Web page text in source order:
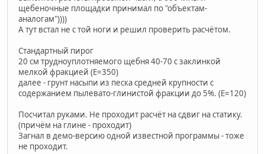
щебеночные площадки принимал по "объектам-
аналогам"))))
А тут встал не с той ноги и решил проверить расчётом.
Стандартный пирог
20 см трудноуплотняемого щебня 40-70 с заклинкой
мелкой фракцией (E=350)
далее - грунт насыпи из песка средней крупности с
содержанием пылевато-глинистой фракции до 5%. (Е=120)
Посчитал руками. Не проходит расчёт на сдвиг на статику.
(причём на глине - проходит)
Загнал в демо-версию одной известной программы - тоже
не проходит.